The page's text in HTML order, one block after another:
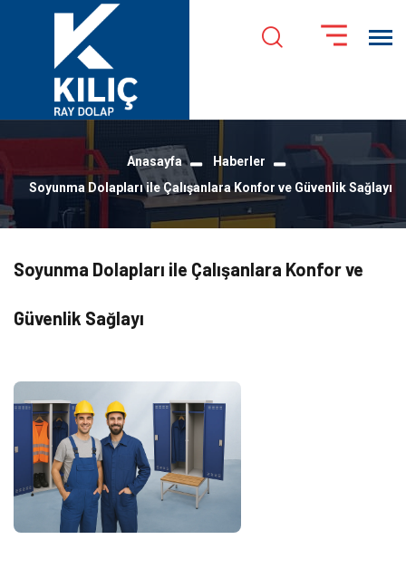
Anasayfa
Haberler
Soyunma Dolapları ile Çalışanlara Konfor ve Güvenlik Sağlayı
Soyunma Dolapları ile Çalışanlara Konfor ve
Güvenlik Sağlayı